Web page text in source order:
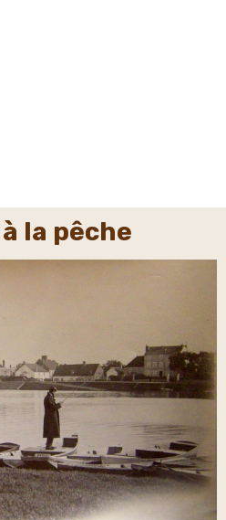
la pêche